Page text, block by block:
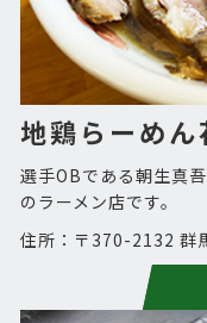
地鶏らーめん
選手OBである朝生真
のラーメン店です。
住所：〒370-2132 群